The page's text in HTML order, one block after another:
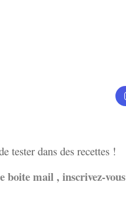
tester dans des recettes !
boite mail , inscrivez-vous